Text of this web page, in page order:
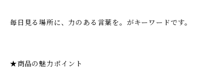
毎日見る場所に、力のある言葉を。がキーワードです。
★商品の魅力ポイント